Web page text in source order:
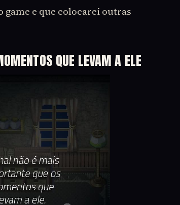
game e que colocarei outras
QUE LEVAM A ELE